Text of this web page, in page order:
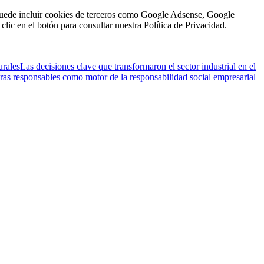
incluir cookies de terceros como Google Adsense, Google
en el botón para consultar nuestra Política de Privacidad.
Las decisiones clave que transformaron el sector industrial en el
responsables como motor de la responsabilidad social empresarial